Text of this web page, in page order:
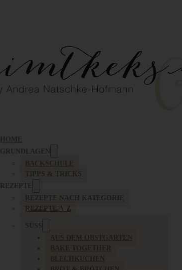
HOME
GRUNDLAGEN
BACKSCHULE
TIPPS & TRICKS
REZEPTE
REZEPTE NACH KATEGORIE
REZEPTE A-Z
SÜSS